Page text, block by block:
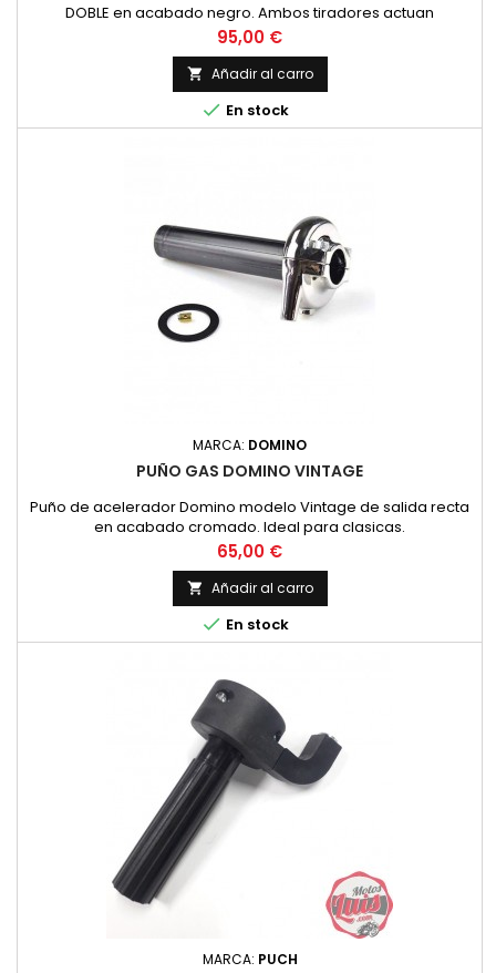
DOBLE en acabado negro. Ambos tiradores actuan
simultaneamente, ideal para bicilindricas.
Precio
95,00 €
 Añadir al carro
 En stock
MARCA: DOMINO
PUÑO GAS DOMINO VINTAGE
Puño de acelerador Domino modelo Vintage de salida recta
en acabado cromado. Ideal para clasicas.
Precio
65,00 €
 Añadir al carro
 En stock
MARCA: PUCH